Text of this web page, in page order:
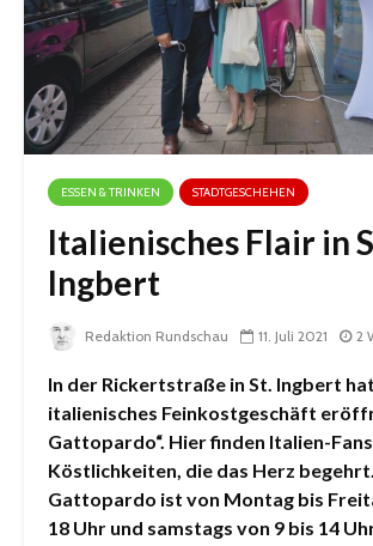
ESSEN & TRINKEN STADTGESCHEHEN
Italienisches Flair in
Ingbert
Redaktion Rundschau 11. Juli 2021 2
In der Rickertstraße in St. Ingbert
italienisches Feinkostgeschäft
Gattopardo“. Hier finden Italien-
Köstlichkeiten, die das Herz
Gattopardo ist von Montag bis
18 Uhr und samstags von 9 bis 14